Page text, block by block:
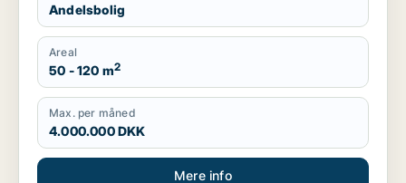
Andelsbolig
Areal
50 - 120 m2
Max. per måned
4.000.000 DKK
Mere info